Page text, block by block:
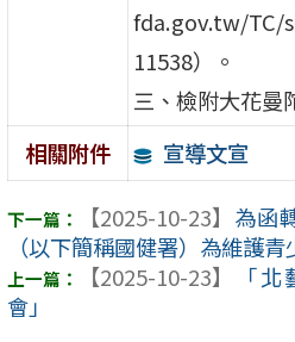
fda.gov.tw/TC/
11538）。
三、檢附大花曼
相關附件
宣導文宣
【2025-10-23】 為函
（以下簡稱國健署）為維護
【2025-10-23】
「
會」